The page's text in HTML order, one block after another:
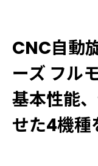
CNC自動
ーズ フル
基本性能
せた4機種